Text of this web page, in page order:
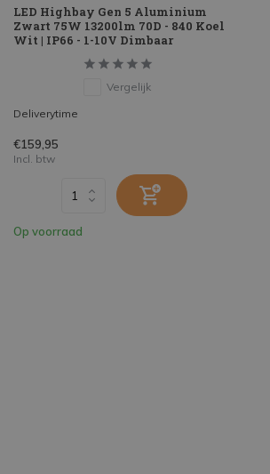
LED Highbay Gen 5 Aluminium
Zwart 75W 13200lm 70D - 840 Koel
Wit | IP66 - 1-10V Dimbaar
Vergelijk
Deliverytime
€159,95
Incl. btw
Op voorraad